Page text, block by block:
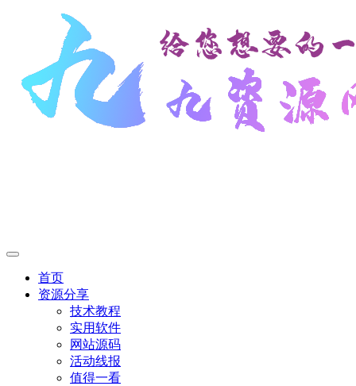
首页
资源分享
技术教程
实用软件
网站源码
活动线报
值得一看